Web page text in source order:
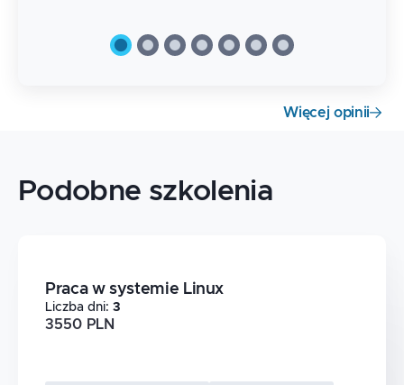
Więcej opinii
Podobne szkolenia
Praca w systemie Linux
Liczba dni: 3
3550 PLN